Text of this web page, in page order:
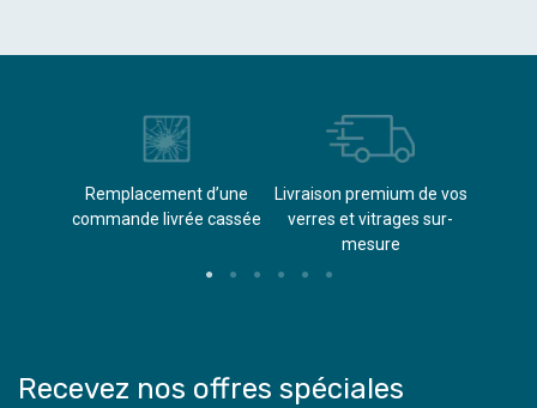
Remplacement d’une
commande livrée cassée​
Livraison premium de vos
verres et vitrages sur-
mesure
Recevez nos offres spéciales